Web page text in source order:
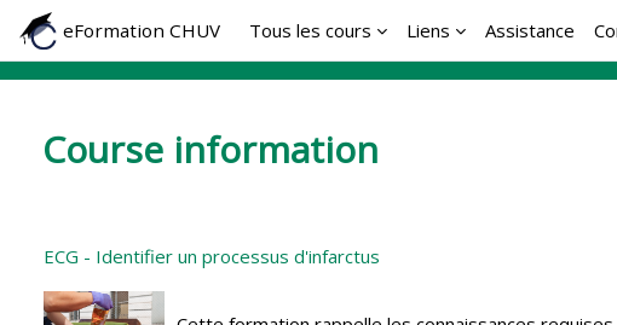
Skip to main content
eFormation CHUV Tous les cours Liens Assistance
Course information
ECG - Identifier un processus d'infarctus